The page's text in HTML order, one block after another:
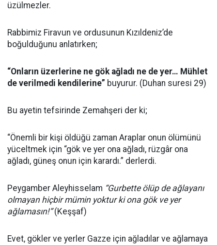
üzülmezler.
Rabbimiz Firavun ve ordusunun Kızıldeniz’de
boğulduğunu anlatırken;
“Onların üzerlerine ne gök ağladı ne de yer… Mühlet
de verilmedi kendilerine” buyurur. (Duhan suresi 29)
Bu ayetin tefsirinde Zemahşeri der ki;
“Önemli bir kişi öldüğü zaman Araplar onun ölümünü
yüceltmek için “gök ve yer ona ağladı, rüzgâr ona
ağladı, güneş onun için karardı.” derlerdi.
Peygamber Aleyhisselam “Gurbette ölüp de ağlayanı
olmayan hiçbir mümin yoktur ki ona gök ve yer
ağlamasın!”(Keşşaf)
Evet, gökler ve yerler Gazze için ağladılar ve ağlamaya